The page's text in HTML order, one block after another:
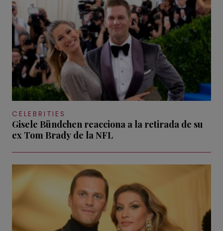
CELEBRITIES
Gisele Bündchen reacciona a la retirada de su
ex Tom Brady de la NFL